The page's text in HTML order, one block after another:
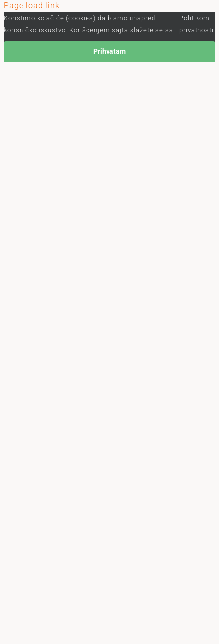
Page load link
Koristimo kolačiće (cookies) da bismo unapredili
korisničko iskustvo. Korišćenjem sajta slažete se sa
Politikom
privatnosti
Prihvatam